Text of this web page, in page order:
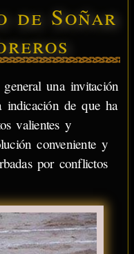
de Soñar
una invitación
indicación de que ha
valientes y
conveniente y
por conflictos